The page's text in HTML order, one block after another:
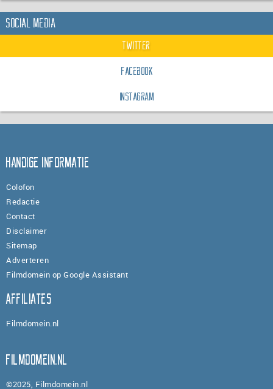
Social Media
Twitter
Facebook
Instagram
Handige informatie
Colofon
Redactie
Contact
Disclaimer
Sitemap
Adverteren
Filmdomein op Google Assistant
Affiliates
Filmdomein.nl
Filmdomein.nl
©2025, Filmdomein.nl